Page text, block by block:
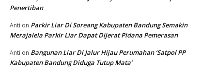
Penertiban
Anti on Parkir Liar Di Soreang Kabupaten Bandung Semakin
Merajalela Parkir Liar Dapat Dijerat Pidana Pemerasan
Anti on Bangunan Liar Di Jalur Hijau Perumahan ‘Satpol PP
Kabupaten Bandung Diduga Tutup Mata’